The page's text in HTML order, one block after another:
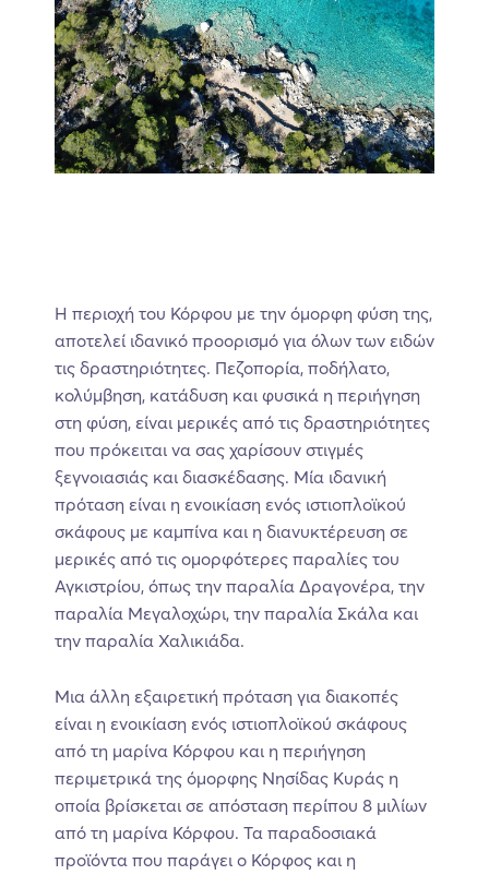
Η περιοχή του Κόρφου με την όμορφη φύση της,
αποτελεί ιδανικό προορισμό για όλων των ειδών
τις δραστηριότητες. Πεζοπορία, ποδήλατο,
κολύμβηση, κατάδυση και φυσικά η περιήγηση
στη φύση, είναι μερικές από τις δραστηριότητες
που πρόκειται να σας χαρίσουν στιγμές
ξεγνοιασιάς και διασκέδασης. Μία ιδανική
πρόταση είναι η ενοικίαση ενός ιστιοπλοϊκού
σκάφους με καμπίνα και η διανυκτέρευση σε
μερικές από τις ομορφότερες παραλίες του
Αγκιστρίου, όπως την παραλία Δραγονέρα, την
παραλία Μεγαλοχώρι, την παραλία Σκάλα και
την παραλία Χαλικιάδα.
Μια άλλη εξαιρετική πρόταση για διακοπές
είναι η ενοικίαση ενός ιστιοπλοϊκού σκάφους
από τη μαρίνα Κόρφου και η περιήγηση
περιμετρικά της όμορφης Νησίδας Κυράς η
οποία βρίσκεται σε απόσταση περίπου 8 μιλίων
από τη μαρίνα Κόρφου. Τα παραδοσιακά
προϊόντα που παράγει ο Κόρφος και η